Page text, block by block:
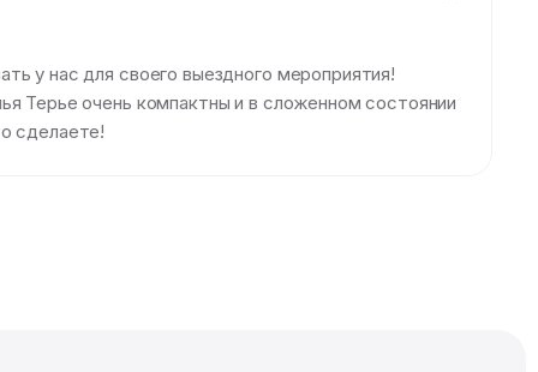
у нас для своего выездного мероприятия!
Терье очень компактны и в сложенном состоянии
сделаете!